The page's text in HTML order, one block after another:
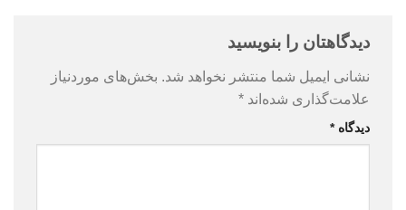
دیدگاهتان را بنویسید
نشانی ایمیل شما منتشر نخواهد شد. بخش‌های موردنیاز
علامت‌گذاری شده‌اند *
دیدگاه*